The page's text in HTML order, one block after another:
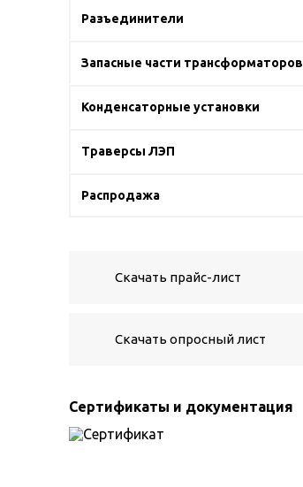
Разъединители
Запасные части трансформаторов
Конденсаторные установки
Траверсы ЛЭП
Распродажа
Скачать прайс-лист
Скачать опросный лист
Сертификаты и документация